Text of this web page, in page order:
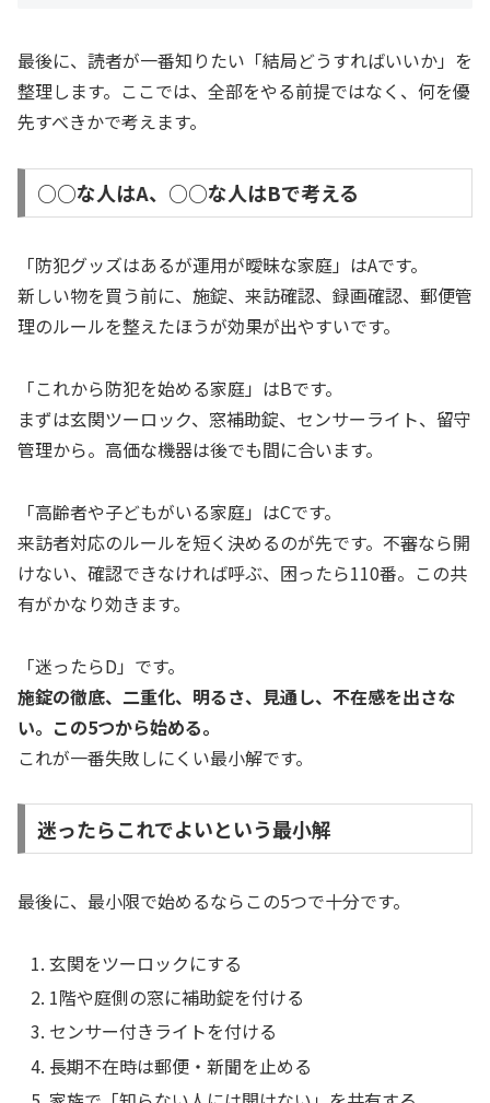
最後に、読者が一番知りたい「結局どうすればいいか」を
整理します。ここでは、全部をやる前提ではなく、何を優
先すべきかで考えます。
○○な人はA、○○な人はBで考える
「防犯グッズはあるが運用が曖昧な家庭」はAです。
新しい物を買う前に、施錠、来訪確認、録画確認、郵便管
理のルールを整えたほうが効果が出やすいです。
「これから防犯を始める家庭」はBです。
まずは玄関ツーロック、窓補助錠、センサーライト、留守
管理から。高価な機器は後でも間に合います。
「高齢者や子どもがいる家庭」はCです。
来訪者対応のルールを短く決めるのが先です。不審なら開
けない、確認できなければ呼ぶ、困ったら110番。この共
有がかなり効きます。
「迷ったらD」です。
施錠の徹底、二重化、明るさ、見通し、不在感を出さな
い。この5つから始める。
これが一番失敗しにくい最小解です。
迷ったらこれでよいという最小解
最後に、最小限で始めるならこの5つで十分です。
玄関をツーロックにする
1階や庭側の窓に補助錠を付ける
センサー付きライトを付ける
長期不在時は郵便・新聞を止める